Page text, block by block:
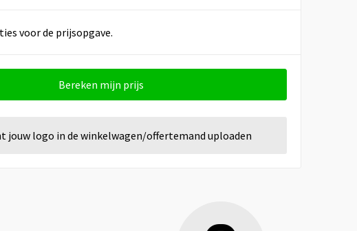
voor de prijsopgave.
Bereken mijn prijs
jouw logo in de winkelwagen/offertemand uploaden